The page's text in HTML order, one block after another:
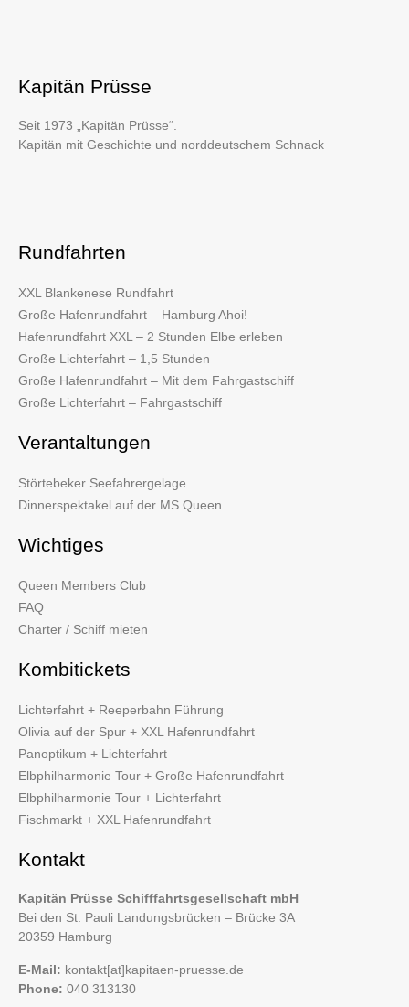
Kapitän Prüsse
Seit 1973 „Kapitän Prüsse“.
Kapitän mit Geschichte und norddeutschem Schnack
Rundfahrten
XXL Blankenese Rundfahrt
Große Hafenrundfahrt – Hamburg Ahoi!
Hafenrundfahrt XXL – 2 Stunden Elbe erleben
Große Lichterfahrt – 1,5 Stunden
Große Hafenrundfahrt – Mit dem Fahrgastschiff
Große Lichterfahrt – Fahrgastschiff
Verantaltungen
Störtebeker Seefahrergelage
Dinnerspektakel auf der MS Queen
Wichtiges
Queen Members Club
FAQ
Charter / Schiff mieten
Kombitickets
Lichterfahrt + Reeperbahn Führung
Olivia auf der Spur + XXL Hafenrundfahrt
Panoptikum + Lichterfahrt
Elbphilharmonie Tour + Große Hafenrundfahrt
Elbphilharmonie Tour + Lichterfahrt
Fischmarkt + XXL Hafenrundfahrt
Kontakt
Kapitän Prüsse Schifffahrtsgesellschaft mbH
Bei den St. Pauli Landungsbrücken – Brücke 3A
20359 Hamburg
E-Mail: kontakt[at]kapitaen-pruesse.de
Phone: 040 313130